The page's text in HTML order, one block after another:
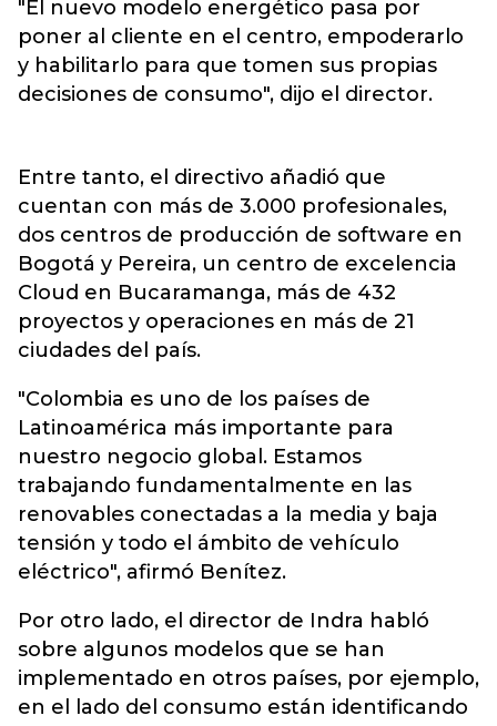
"El nuevo modelo energético pasa por
poner al cliente en el centro, empoderarlo
y habilitarlo para que tomen sus propias
decisiones de consumo", dijo el director.
Entre tanto, el directivo añadió que
cuentan con más de 3.000 profesionales,
dos centros de producción de software en
Bogotá y Pereira, un centro de excelencia
Cloud en Bucaramanga, más de 432
proyectos y operaciones en más de 21
ciudades del país.
"Colombia es uno de los países de
Latinoamérica más importante para
nuestro negocio global. Estamos
trabajando fundamentalmente en las
renovables conectadas a la media y baja
tensión y todo el ámbito de vehículo
eléctrico", afirmó Benítez.
Por otro lado, el director de Indra habló
sobre algunos modelos que se han
implementado en otros países, por ejemplo,
en el lado del consumo están identificando